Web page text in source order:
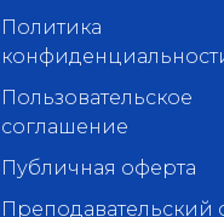
Политика
Пользовательское
соглашение
Публичная оферта
Преподавательский